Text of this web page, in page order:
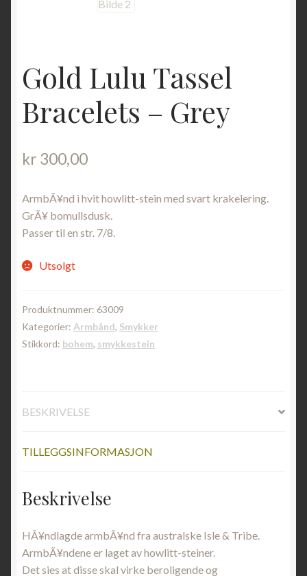
Gold Lulu Tassel
Bracelets – Grey
kr 300,00
ArmbÃ¥nd i hvit howlitt-stein med svart krakelering.
GrÃ¥ bomullsdusk.
Passer til en str. 7/8.
Utsolgt
Produktnummer: 63009
Kategorier: Armbånd, Smykker
Stikkord: bohem, smykkestein
BESKRIVELSE
TILLEGGSINFORMASJON
Beskrivelse
HÃ¥ndlagde armbÃ¥nd fra australske Isle & Tribe.
ArmbÃ¥ndene er laget av howlitt-steiner.
Det sies at disse skal virke beroligende og